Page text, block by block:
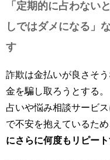
「定期的に占わない
しではダメになる」
す
詐欺は金払いが良さそ
金を騙し取ろうとする。
占いや悩み相談サービ
で不安を抱えているため
にさらに何度もリピー